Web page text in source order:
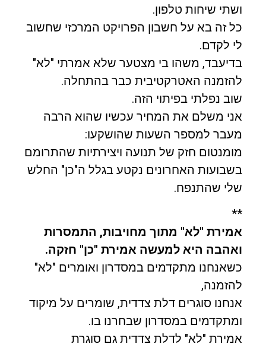
ושתי שיחות טלפון.
כל זה בא על חשבון הפרויקט המרכזי שחשוב
לי לקדם.
בדיעבד, משהו בי מצטער שלא אמרתי "לא"
להזמנה האטרקטיבית כבר בהתחלה.
שוב נפלתי בפיתוי הזה.
אני משלם את המחיר עכשיו שהוא הרבה
מעבר למספר השעות שהושקעו:
מומנטום חזק של תנועה ויצירתיות שהתרומם
בשבועות האחרונים נקטע בגלל ה"כן" החלש
שלי שהתנפח.
**
אמירת "לא" מתוך מחויבות, התמסרות
ואהבה היא למעשה אמירת "כן" חזקה.
כשאנחנו מתקדמים במסדרון ואומרים "לא"
להזמנה,
אנחנו סוגרים דלת צדדית, שומרים על מיקוד
ומתקדמים במסדרון שבחרנו בו.
אמירת "לא" לדלת צדדית גם סוגרת